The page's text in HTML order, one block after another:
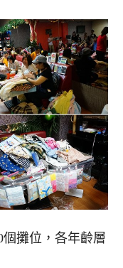
個攤位，各年齡層